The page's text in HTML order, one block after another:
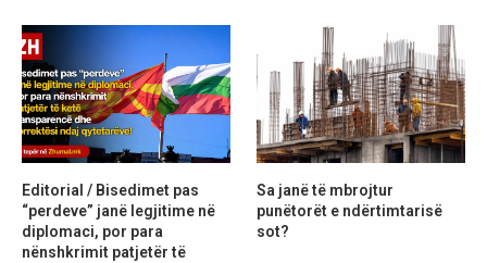
Editorial / Bisedimet pas
“perdeve” janë legjitime në
diplomaci, por para
nënshkrimit patjetër të
Sa janë të mbrojtur
punëtorët e ndërtimtarisë
sot?